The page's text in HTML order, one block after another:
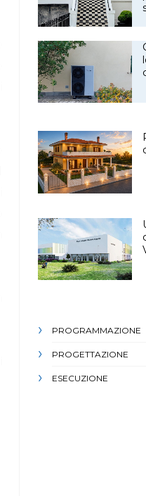
PROGRAMMAZIONE
PROGETTAZIONE
ESECUZIONE